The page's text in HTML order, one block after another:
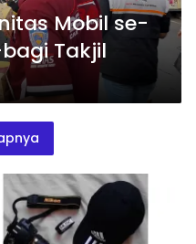
Mobil se-
Takjil